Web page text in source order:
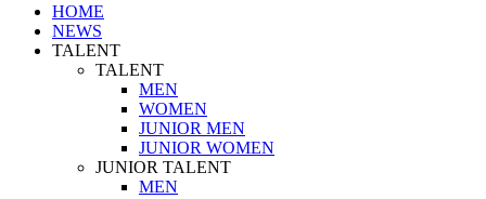
HOME
NEWS
TALENT
TALENT
MEN
WOMEN
JUNIOR MEN
JUNIOR WOMEN
JUNIOR TALENT
MEN